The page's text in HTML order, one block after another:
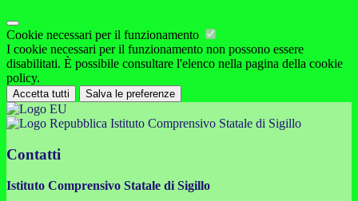
Cookie necessari per il funzionamento
I cookie necessari per il funzionamento non possono essere
disabilitati. È possibile consultare l'elenco nella pagina della cookie
policy.
Accetta tutti Salva le preferenze
Istituto Comprensivo Statale di Sigillo
Contatti
Istituto Comprensivo Statale di Sigillo